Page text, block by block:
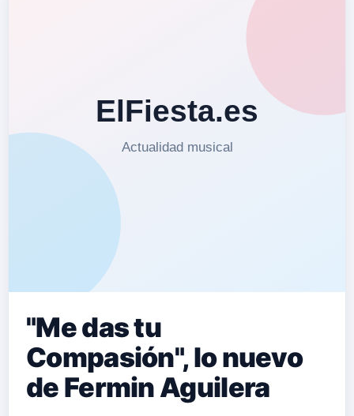
"Me das tu
Compasión", lo nuevo
de Fermin Aguilera